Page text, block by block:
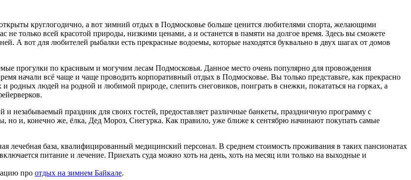
круглогодично, а вот зимний отдых в Подмосковье больше ценится любителями спорта, желающими
не только всей красотой природы, низкими ценами, а и останется в памяти на долгое время. Здесь вы сможете
А вот для любителей рыбалки есть прекрасные водоемы, которые находятся буквально в двух шагах от домов
прогулки по красивым и могучим лесам Подмосковья. Данное место очень популярно для провождения
начали всё чаще и чаще проводить корпоративный отдых в Подмосковье. Вы только представьте, как прекрасно
родных людей на родной и любимой природе, слепить снеговиков, поиграть в снежки, покататься на горках, а
незабываемый праздник для своих гостей, предоставляет различные банкеты, праздничную программу с
но и, конечно же, ёлка, Дед Мороз, Снегурка. Как правило, уже ближе к сентябрю начинают покупать самые
лечебная база, квалифицированный медицинский персонал. В среднем стоимость проживания в таких пансионатах
питание и лечение. Приехать суда можно хоть на день, хоть на месяц или только на выходные и
про отдых на зимнем Байкале.